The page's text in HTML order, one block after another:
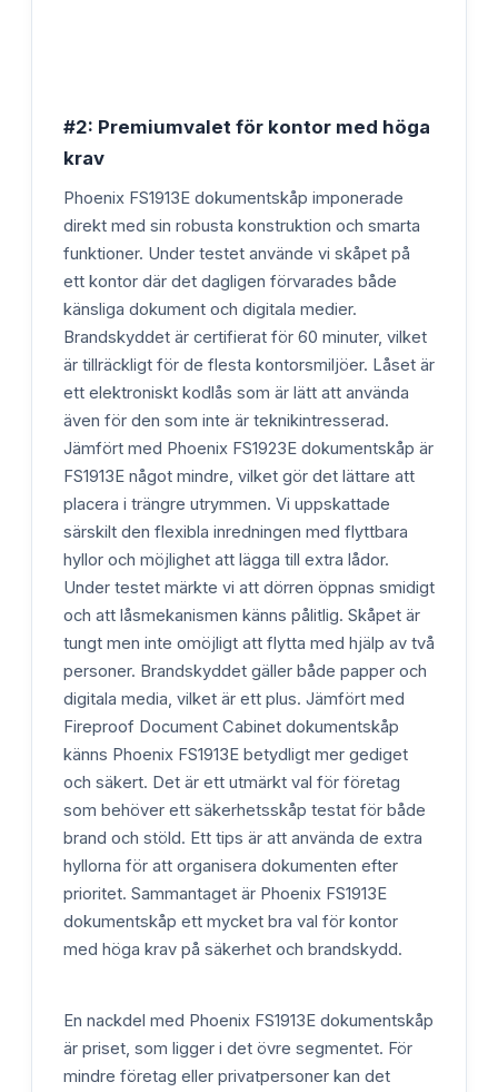
#2: Premiumvalet för kontor med höga
krav
Phoenix FS1913E dokumentskåp imponerade
direkt med sin robusta konstruktion och smarta
funktioner. Under testet använde vi skåpet på
ett kontor där det dagligen förvarades både
känsliga dokument och digitala medier.
Brandskyddet är certifierat för 60 minuter, vilket
är tillräckligt för de flesta kontorsmiljöer. Låset är
ett elektroniskt kodlås som är lätt att använda
även för den som inte är teknikintresserad.
Jämfört med Phoenix FS1923E dokumentskåp är
FS1913E något mindre, vilket gör det lättare att
placera i trängre utrymmen. Vi uppskattade
särskilt den flexibla inredningen med flyttbara
hyllor och möjlighet att lägga till extra lådor.
Under testet märkte vi att dörren öppnas smidigt
och att låsmekanismen känns pålitlig. Skåpet är
tungt men inte omöjligt att flytta med hjälp av två
personer. Brandskyddet gäller både papper och
digitala media, vilket är ett plus. Jämfört med
Fireproof Document Cabinet dokumentskåp
känns Phoenix FS1913E betydligt mer gediget
och säkert. Det är ett utmärkt val för företag
som behöver ett säkerhetsskåp testat för både
brand och stöld. Ett tips är att använda de extra
hyllorna för att organisera dokumenten efter
prioritet. Sammantaget är Phoenix FS1913E
dokumentskåp ett mycket bra val för kontor
med höga krav på säkerhet och brandskydd.
En nackdel med Phoenix FS1913E dokumentskåp
är priset, som ligger i det övre segmentet. För
mindre företag eller privatpersoner kan det